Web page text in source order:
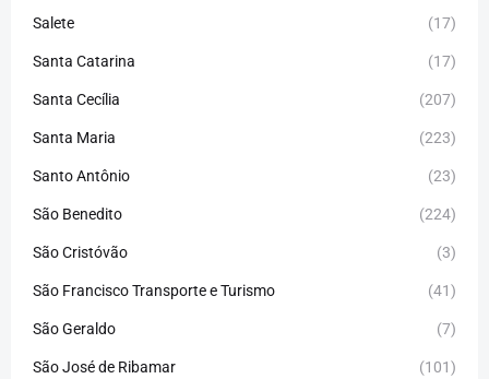
Salete (17)
Santa Catarina (17)
Santa Cecília (207)
Santa Maria (223)
Santo Antônio (23)
São Benedito (224)
São Cristóvão (3)
São Francisco Transporte e Turismo (41)
São Geraldo (7)
São José de Ribamar (101)